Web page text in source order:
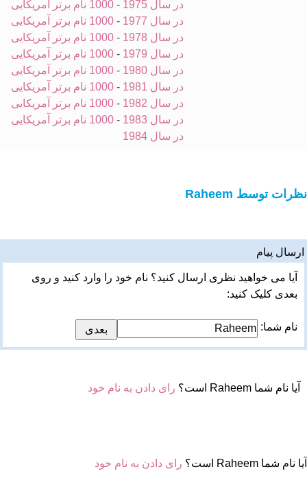
در سال 1975
-
1000 نام برتر آمریکایی
در سال 1977
-
1000 نام برتر آمریکایی
در سال 1978
-
1000 نام برتر آمریکایی
در سال 1979
-
1000 نام برتر آمریکایی
در سال 1980
-
1000 نام برتر آمریکایی
در سال 1981
-
1000 نام برتر آمریکایی
در سال 1982
-
1000 نام برتر آمریکایی
در سال 1983
-
1000 نام برتر آمریکایی
در سال 1984
نظرات توسط Raheem
ارسال پیام
آیا می خواهید نظری ارسال کنید؟ نام خود را وارد کنید و روی
بعدی کلیک کنید:
نام شما:
آیا نام شما Raheem است؟ رای دادن به نام خود
آیا نام شما Raheem است؟ رای دادن به نام خود